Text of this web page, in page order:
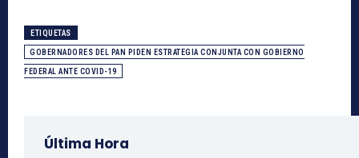
ETIQUETAS
GOBERNADORES DEL PAN PIDEN ESTRATEGIA CONJUNTA CON GOBIERNO
FEDERAL ANTE COVID-19
Última Hora